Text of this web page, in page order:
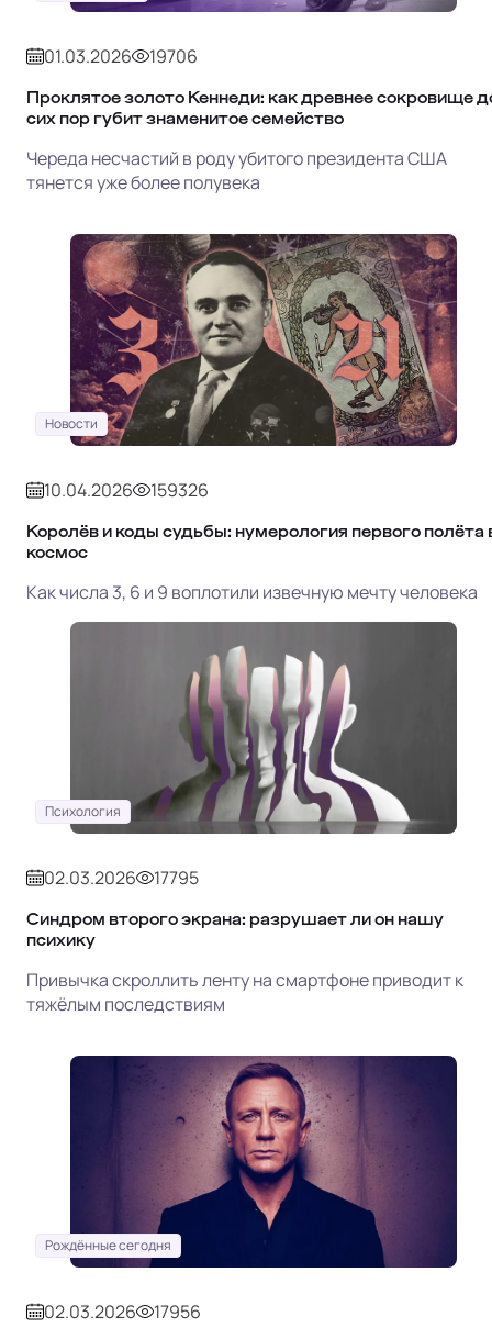
01.03.2026 19706
Проклятое золото Кеннеди: как древнее сокровище
сих пор губит знаменитое семейство
Череда несчастий в роду убитого президента США
тянется уже более полувека
Новости
10.04.2026 159326
Королёв и коды судьбы: нумерология первого полёта
космос
Как числа 3, 6 и 9 воплотили извечную мечту человека
Психология
02.03.2026 17795
Синдром второго экрана: разрушает ли он нашу
психику
Привычка скроллить ленту на смартфоне приводит к
тяжёлым последствиям
Рождённые сегодня
02.03.2026 17956